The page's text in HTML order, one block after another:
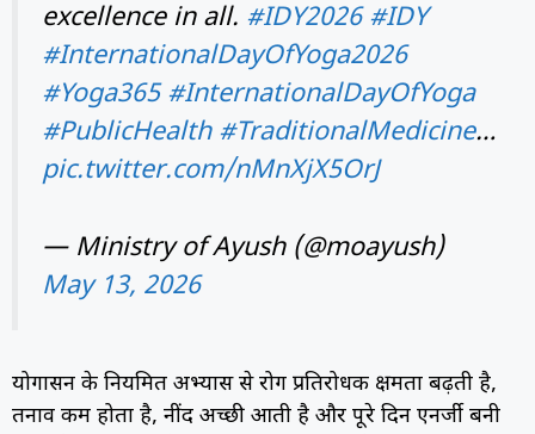
excellence in all. #IDY2026 #IDY
#InternationalDayOfYoga2026
#Yoga365 #InternationalDayOfYoga
#PublicHealth #TraditionalMedicine…
pic.twitter.com/nMnXjX5OrJ
— Ministry of Ayush (@moayush)
May 13, 2026
योगासन के नियमित अभ्यास से रोग प्रतिरोधक क्षमता बढ़ती है,
तनाव कम होता है, नींद अच्छी आती है और पूरे दिन एनर्जी बनी